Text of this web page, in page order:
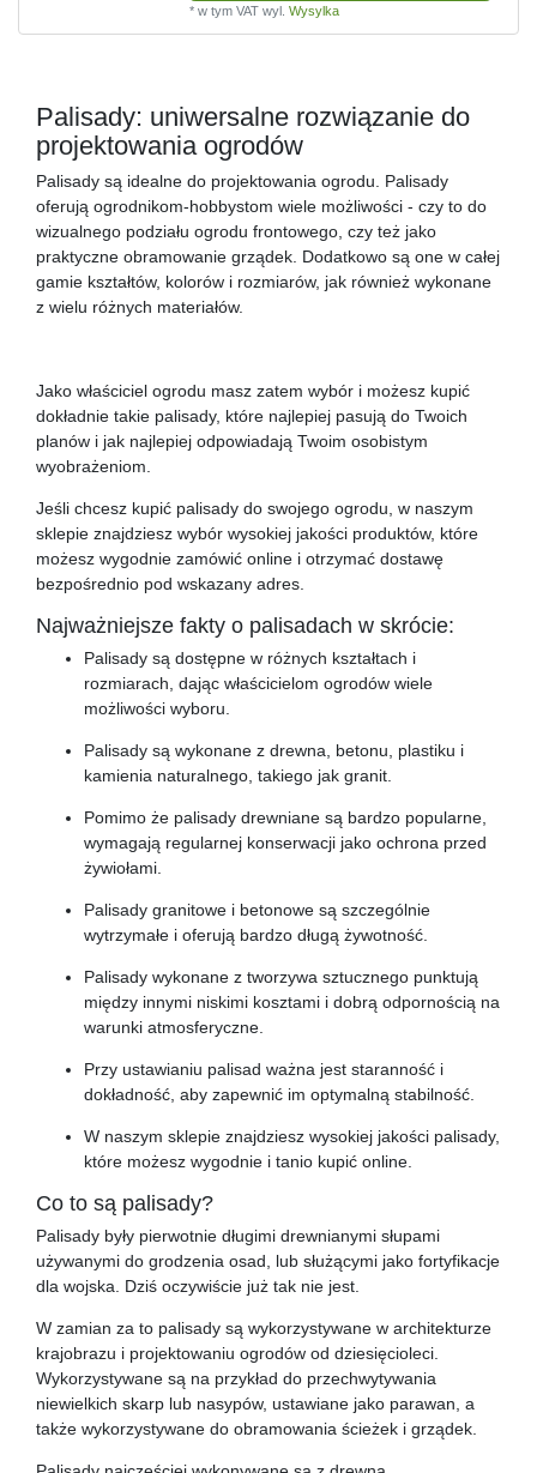
*w tym VAT wyl.Wysylka
Palisady: uniwersalne rozwiązanie do
projektowania ogrodów
Palisady są idealne do projektowania ogrodu. Palisady
oferują ogrodnikom-hobbystom wiele możliwości - czy to do
wizualnego podziału ogrodu frontowego, czy też jako
praktyczne obramowanie grządek. Dodatkowo są one w całej
gamie kształtów, kolorów i rozmiarów, jak również wykonane
z wielu różnych materiałów.
Jako właściciel ogrodu masz zatem wybór i możesz kupić
dokładnie takie palisady, które najlepiej pasują do Twoich
planów i jak najlepiej odpowiadają Twoim osobistym
wyobrażeniom.
Jeśli chcesz kupić palisady do swojego ogrodu, w naszym
sklepie znajdziesz wybór wysokiej jakości produktów, które
możesz wygodnie zamówić online i otrzymać dostawę
bezpośrednio pod wskazany adres.
Najważniejsze fakty o palisadach w skrócie:
Palisady są dostępne w różnych kształtach i
rozmiarach, dając właścicielom ogrodów wiele
możliwości wyboru.
Palisady są wykonane z drewna, betonu, plastiku i
kamienia naturalnego, takiego jak granit.
Pomimo że palisady drewniane są bardzo popularne,
wymagają regularnej konserwacji jako ochrona przed
żywiołami.
Palisady granitowe i betonowe są szczególnie
wytrzymałe i oferują bardzo długą żywotność.
Palisady wykonane z tworzywa sztucznego punktują
między innymi niskimi kosztami i dobrą odpornością na
warunki atmosferyczne.
Przy ustawianiu palisad ważna jest staranność i
dokładność, aby zapewnić im optymalną stabilność.
W naszym sklepie znajdziesz wysokiej jakości palisady,
które możesz wygodnie i tanio kupić online.
Co to są palisady?
Palisady były pierwotnie długimi drewnianymi słupami
używanymi do grodzenia osad, lub służącymi jako fortyfikacje
dla wojska. Dziś oczywiście już tak nie jest.
W zamian za to palisady są wykorzystywane w architekturze
krajobrazu i projektowaniu ogrodów od dziesięcioleci.
Wykorzystywane są na przykład do przechwytywania
niewielkich skarp lub nasypów, ustawiane jako parawan, a
także wykorzystywane do obramowania ścieżek i grządek.